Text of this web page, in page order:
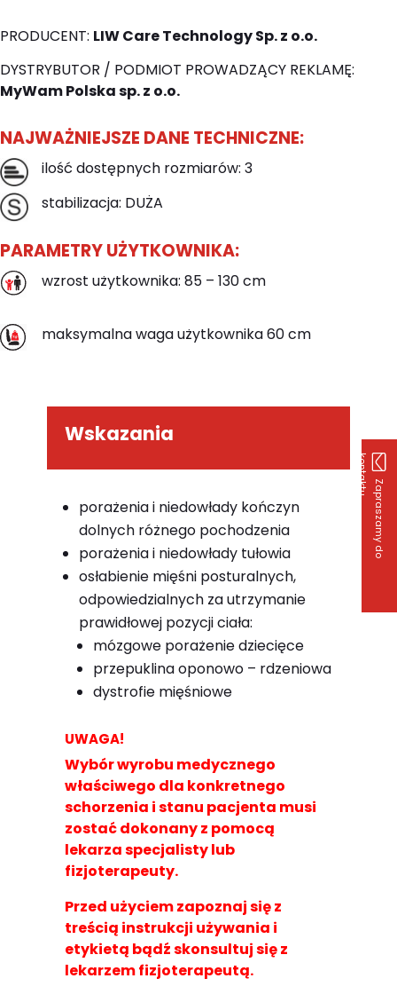
Z
a
p
r
a
s
z
a
m
y
d
o
k
o
n
t
a
k
t
u
PRODUCENT: LIW Care Technology Sp. z o.o.
DYSTRYBUTOR / PODMIOT PROWADZĄCY REKLAMĘ:
MyWam Polska sp. z o.o.
NAJWAŻNIEJSZE DANE TECHNICZNE:
ilość dostępnych rozmiarów: 3
stabilizacja: DUŻA
PARAMETRY UŻYTKOWNIKA:
wzrost użytkownika: 85 – 130 cm
maksymalna waga użytkownika 60 cm
Wskazania
porażenia i niedowłady kończyn
dolnych różnego pochodzenia
porażenia i niedowłady tułowia
osłabienie mięśni posturalnych,
odpowiedzialnych za utrzymanie
prawidłowej pozycji ciała:
mózgowe porażenie dziecięce
przepuklina oponowo – rdzeniowa
dystrofie mięśniowe
UWAGA!
Wybór wyrobu medycznego
właściwego dla konkretnego
schorzenia i stanu pacjenta musi
zostać dokonany z pomocą
lekarza specjalisty lub
fizjoterapeuty.
Przed użyciem zapoznaj się z
treścią instrukcji używania i
etykietą bądź skonsultuj się z
lekarzem fizjoterapeutą.